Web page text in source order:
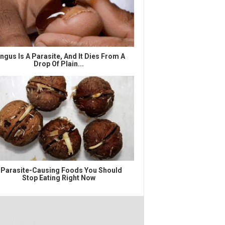
Is A Parasite, And It Dies From A
Drop Of Plain...
Causing Foods You Should
Stop Eating Right Now